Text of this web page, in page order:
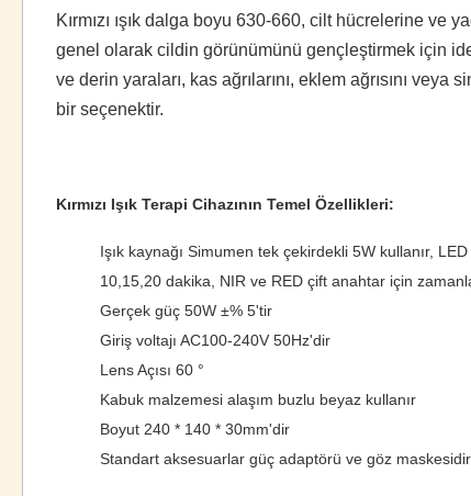
Kırmızı ışık dalga boyu 630-660, cilt hücrelerine ve
genel olarak cildin görünümünü gençleştirmek için
ve derin yaraları, kas ağrılarını, eklem ağrısını
bir seçenektir.
Kırmızı Işık Terapi Cihazının Temel Özellikleri:
Işık kaynağı Simumen tek çekirdekli 5W kullanır, LED
10,15,20 dakika, NIR ve RED çift anahtar için
Gerçek güç 50W ±% 5'tir
Giriş voltajı AC100-240V 50Hz'dir
Lens Açısı 60 °
Kabuk malzemesi alaşım buzlu beyaz kullanır
Boyut 240 * 140 * 30mm'dir
Standart aksesuarlar güç adaptörü ve göz maskesidir